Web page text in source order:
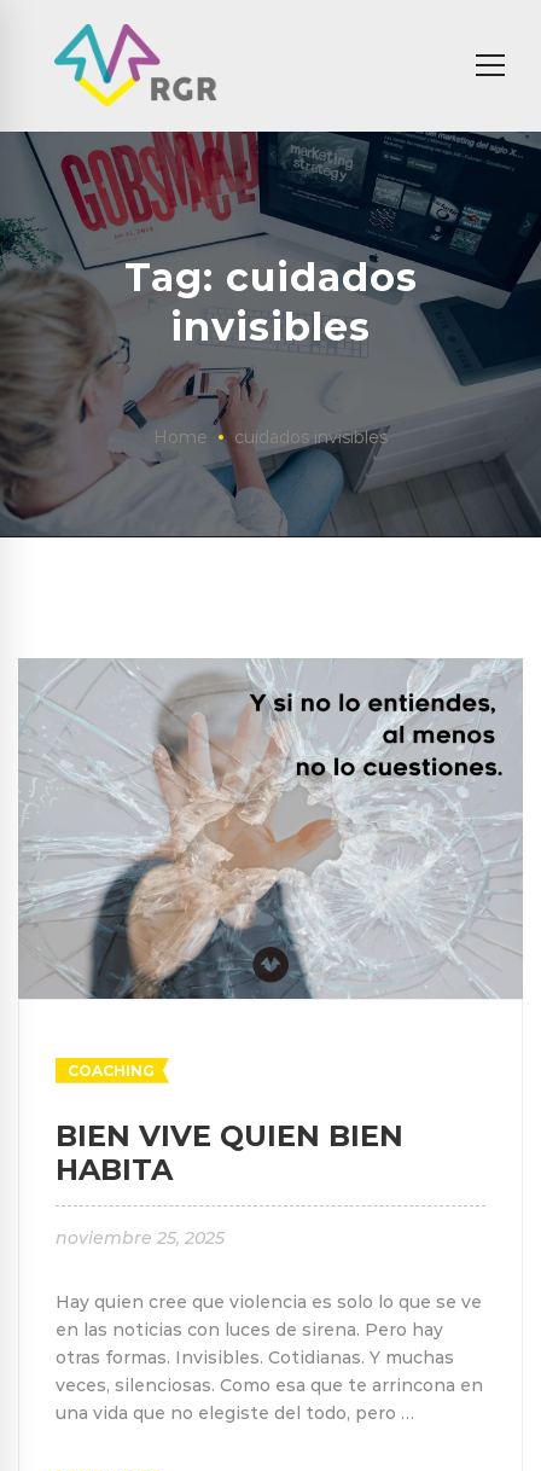
Tag: cuidados
invisibles
Home cuidados invisibles
COACHING
BIEN VIVE QUIEN BIEN
HABITA
noviembre 25, 2025
Hay quien cree que violencia es solo lo que se ve
en las noticias con luces de sirena. Pero hay
otras formas. Invisibles. Cotidianas. Y muchas
veces, silenciosas. Como esa que te arrincona en
una vida que no elegiste del todo, pero …